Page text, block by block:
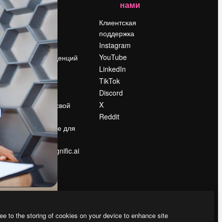
Цены
О нас
Reviews
Вакансии
Поиск тенденций
Блог
События
Slidesgo
Продайте свой
контент
Помещение для
прессы
Ищете magnific.ai
нами
Клиентская
поддержка
Instagram
YouTube
LinkedIn
TikTok
Discord
X
Reddit
to the storing of cookies on your device to enhance site